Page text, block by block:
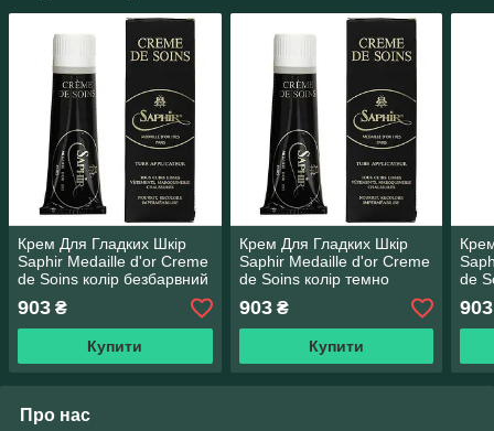
Крем Для Гладких Шкір
Saphir Medaille d'or Creme
de Soins колір безбарвний
(02) 75 мл
903 ₴
Купити
Крем Для Гладких Шкір
Saphir Medaille d'or Creme
de Soins колір темно
коричневий (05) 75 мл
903₴
Купити
de
903
Про нас